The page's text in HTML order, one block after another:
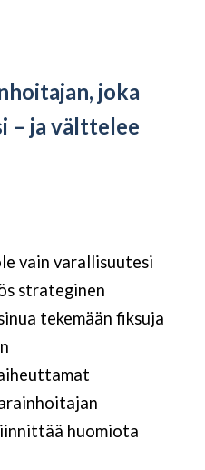
joka
– ja välttelee
vain varallisuutesi
strateginen
tekemään fiksuja
huomiota